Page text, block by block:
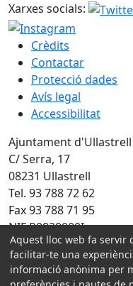
Xarxes socials:
Crèdits
Contactar
Protecció dades
Avís legal
Accessibilitat
Ajuntament d'Ullastrell
C/ Serra, 17
08231 Ullastrell
Tel. 93 788 72 62
Fax 93 788 71 95
NIF P0829000I
Amb la col·laboració de:
Aquest lloc web fa servir
facilitar-te una
informació anònima per